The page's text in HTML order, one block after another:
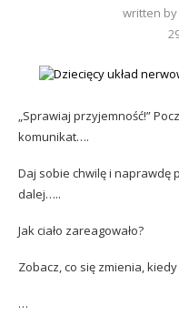
written by
„Sprawiaj przyjemność!”
komunikat….
Daj sobie chwilę i
dalej…..
Jak ciało zareagowało?
Zobacz, co się zmienia,
…